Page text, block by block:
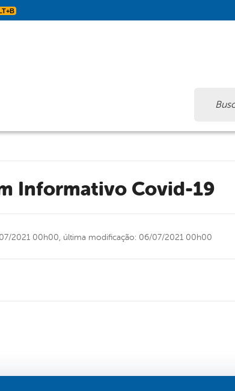
Informativo Covid-19
2021 00h00, última modificação: 06/07/2021 00h00